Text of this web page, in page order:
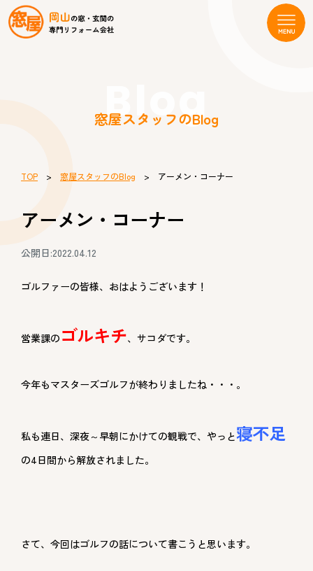
Blog
窓屋スタッフのBlog
TOP > 窓屋スタッフのBlog > アーメン・コーナー
アーメン・コーナー
公開日:2022.04.12
ゴルファーの皆様、おはようございます！
営業課の ゴルキチ、サコダです。
今年もマスターズゴルフが終わりましたね・・・。
私も連日、深夜～早朝にかけての観戦で、やっと寝不足
の4日間から解放されました。
さて、今回はゴルフの話について書こうと思います。